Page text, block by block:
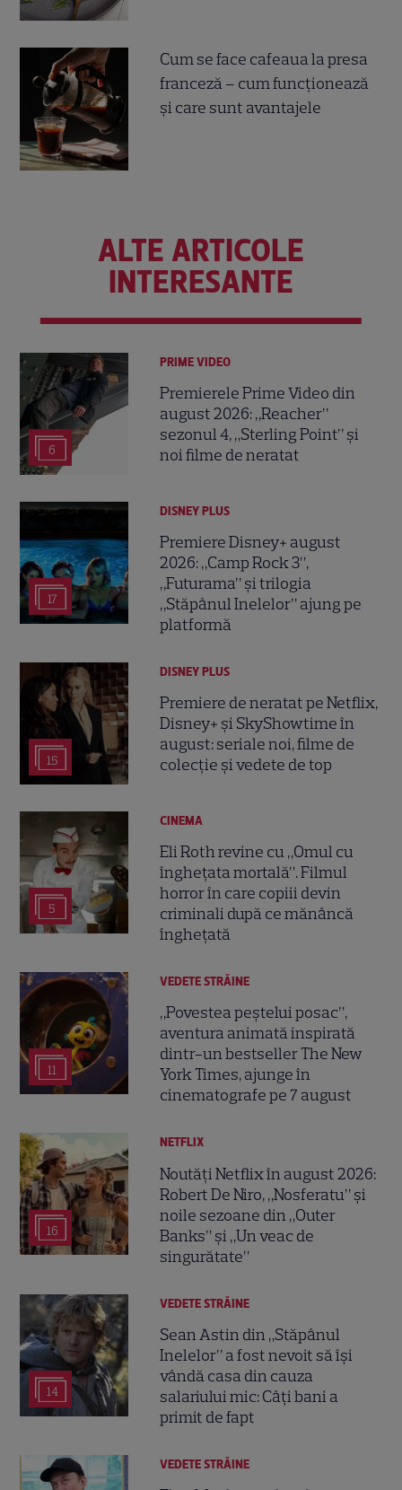
Cum se face cafeaua la presa
franceză – cum funcționează
și care sunt avantajele
ALTE ARTICOLE
INTERESANTE
6
PRIME VIDEO
Premierele Prime Video din
august 2026: „Reacher”
sezonul 4, „Sterling Point” și
noi filme de neratat
17
DISNEY PLUS
Premiere Disney+ august
2026: „Camp Rock 3”,
„Futurama” și trilogia
„Stăpânul Inelelor” ajung pe
platformă
15
DISNEY PLUS
Premiere de neratat pe Netflix,
Disney+ și SkyShowtime în
august: seriale noi, filme de
colecție și vedete de top
5
CINEMA
Eli Roth revine cu „Omul cu
înghețata mortală”. Filmul
horror în care copiii devin
criminali după ce mănâncă
înghețată
11
VEDETE STRĂINE
„Povestea peștelui posac”,
aventura animată inspirată
dintr-un bestseller The New
York Times, ajunge în
cinematografe pe 7 august
16
NETFLIX
Noutăți Netflix în august 2026:
Robert De Niro, „Nosferatu” și
noile sezoane din „Outer
Banks” și „Un veac de
singurătate”
14
VEDETE STRĂINE
Sean Astin din „Stăpânul
Inelelor” a fost nevoit să își
vândă casa din cauza
salariului mic: Câți bani a
primit de fapt
VEDETE STRĂINE